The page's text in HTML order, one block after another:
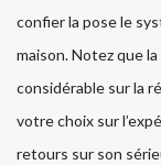
confier la pose le
maison. Notez que
considérable sur la
votre choix sur
retours sur son